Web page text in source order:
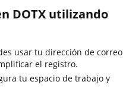
DOTX utilizando
usar tu dirección de correo
el registro.
tu espacio de trabajo y